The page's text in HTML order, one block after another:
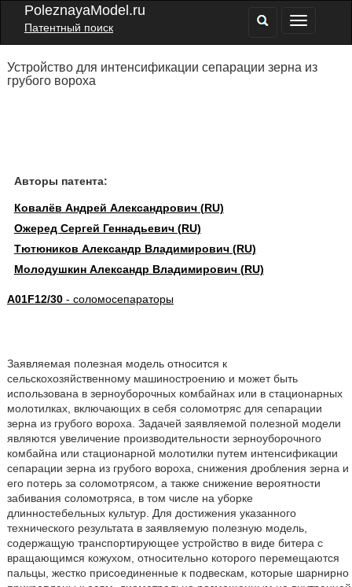
PoleznayaModel.ru
Патентный поиск
Устройство для интенсификации сепарации зерна из
грубого вороха
Авторы патента:
Ковалёв Андрей Александрович (RU)
Ожеред Сергей Геннадьевич (RU)
Тютюников Александр Владимирович (RU)
Молодушкин Александр Владимирович (RU)
A01F12/30- соломосепараторы
Заявляемая полезная модель относится к
сельскохозяйственному машиностроению и может быть
использована в зерноуборочных комбайнах или в стационарных
молотилках, включающих в себя соломотряс для сепарации
зерна из грубого вороха. Задачей заявляемой полезной модели
являются увеличение производительности зерноуборочного
комбайна или стационарной молотилки путем интенсификации
сепарации зерна из грубого вороха, снижения дробления зерна и
его потерь за соломотрясом, а также снижение вероятности
забивания соломотряса, в том числе на уборке
длинностебельных культур. Для достижения указанного
технического результата в заявляемую полезную модель,
содержащую транспортирующее устройство в виде битера с
вращающимся кожухом, относительно которого перемещаются
пальцы, жестко присоединенные к подвескам, которые шарнирно